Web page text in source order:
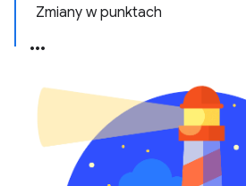
Zmiany w punktach